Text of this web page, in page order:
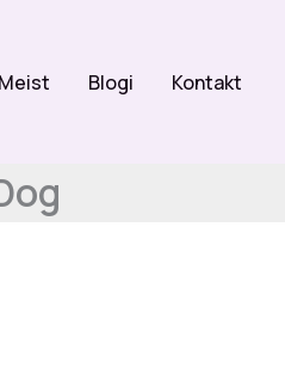
Meist Blogi Kontakt